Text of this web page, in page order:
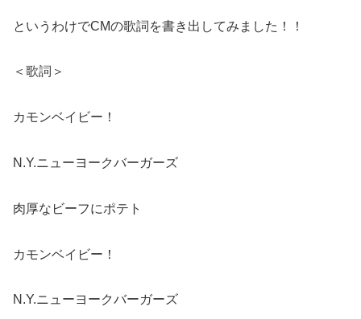
というわけでCMの歌詞を書き出してみました！！
＜歌詞＞
カモンベイビー！
N.Y.ニューヨークバーガーズ
肉厚なビーフにポテト
カモンベイビー！
N.Y.ニューヨークバーガーズ